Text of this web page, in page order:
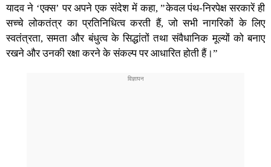
यादव ने ‘एक्स’ पर अपने एक संदेश में कहा, ”केवल पंथ-निरपेक्ष सरकारें ही
सच्चे लोकतंत्र का प्रतिनिधित्व करती हैं, जो सभी नागरिकों के लिए
स्वतंत्रता, समता और बंधुत्व के सिद्धांतों तथा संवैधानिक मूल्यों को बनाए
रखने और उनकी रक्षा करने के संकल्प पर आधारित होती हैं।”